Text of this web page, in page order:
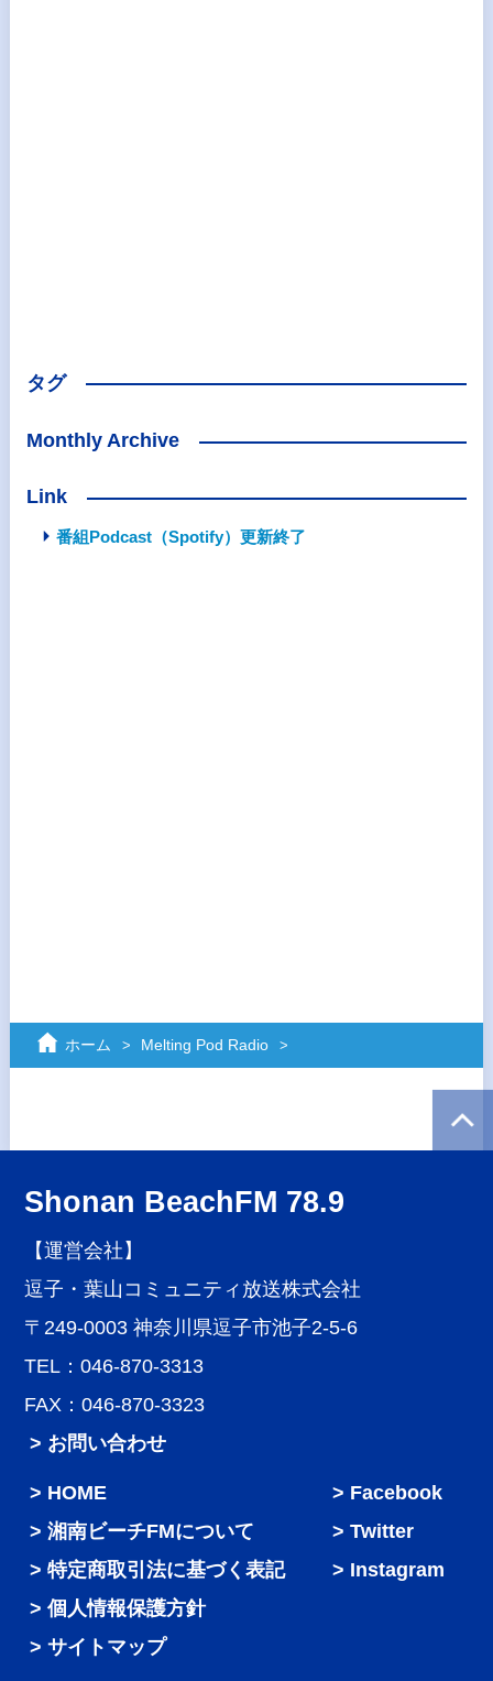
タグ
Monthly Archive
Link
番組Podcast（Spotify）更新終了
ホーム Melting Pod Radio
Shonan BeachFM 78.9
【運営会社】
逗子・葉山コミュニティ放送株式会社
〒249-0003 神奈川県逗子市池子2-5-6
TEL：046-870-3313
FAX：046-870-3323
> お問い合わせ
HOME
湘南ビーチFMについて
特定商取引法に基づく表記
個人情報保護方針
サイトマップ
Facebook
Twitter
Instagram